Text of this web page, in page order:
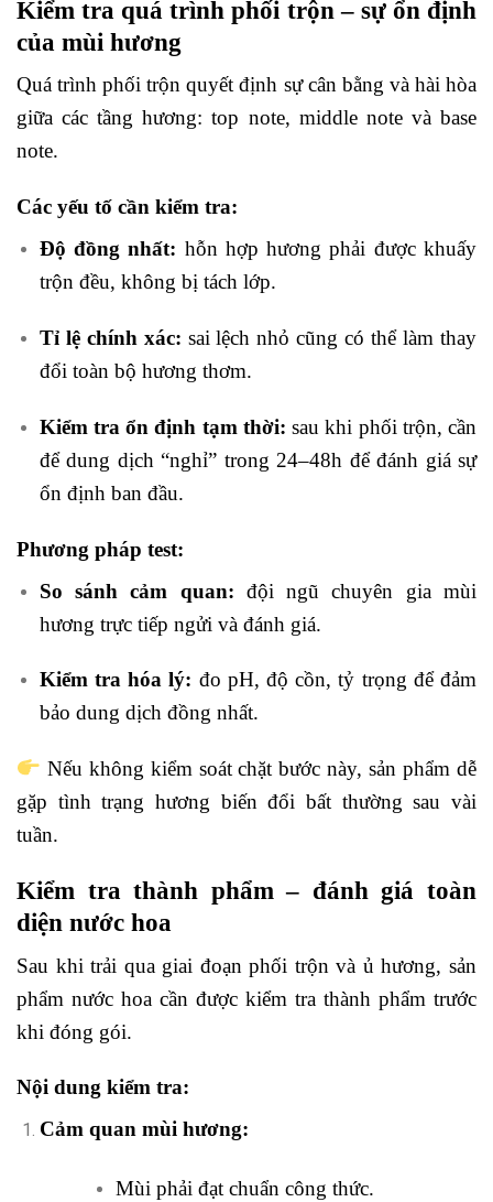
Kiểm tra quá trình phối trộn – sự ổn định
của mùi hương
Quá trình phối trộn quyết định sự cân bằng và hài hòa
giữa các tầng hương: top note, middle note và base
note.
Các yếu tố cần kiểm tra:
Độ đồng nhất: hỗn hợp hương phải được khuấy
trộn đều, không bị tách lớp.
Tỉ lệ chính xác: sai lệch nhỏ cũng có thể làm thay
đổi toàn bộ hương thơm.
Kiểm tra ổn định tạm thời: sau khi phối trộn, cần
để dung dịch “nghỉ” trong 24–48h để đánh giá sự
ổn định ban đầu.
Phương pháp test:
So sánh cảm quan: đội ngũ chuyên gia mùi
hương trực tiếp ngửi và đánh giá.
Kiểm tra hóa lý: đo pH, độ cồn, tỷ trọng để đảm
bảo dung dịch đồng nhất.
Nếu không kiểm soát chặt bước này, sản phẩm dễ
gặp tình trạng hương biến đổi bất thường sau vài
tuần.
Kiểm tra thành phẩm – đánh giá toàn
diện nước hoa
Sau khi trải qua giai đoạn phối trộn và ủ hương, sản
phẩm nước hoa cần được kiểm tra thành phẩm trước
khi đóng gói.
Nội dung kiểm tra:
Cảm quan mùi hương:
Mùi phải đạt chuẩn công thức.